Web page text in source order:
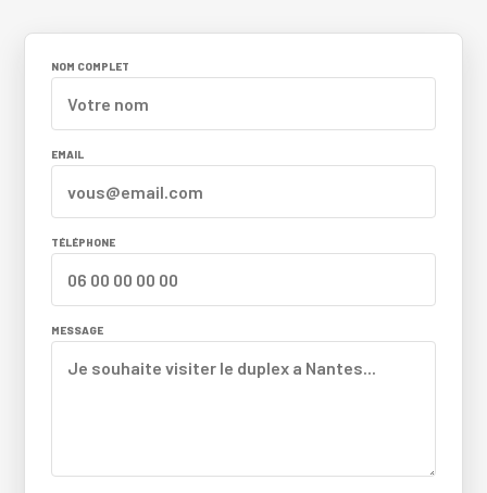
NOM COMPLET
EMAIL
TÉLÉPHONE
MESSAGE